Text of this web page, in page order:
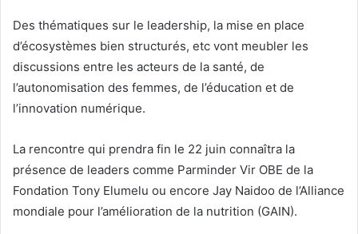
Des thématiques sur le leadership, la mise en place
d’écosystèmes bien structurés, etc vont meubler les
discussions entre les acteurs de la santé, de
l’autonomisation des femmes, de l’éducation et de
l’innovation numérique.
La rencontre qui prendra fin le 22 juin connaîtra la
présence de leaders comme Parminder Vir OBE de la
Fondation Tony Elumelu ou encore Jay Naidoo de l’Alliance
mondiale pour l’amélioration de la nutrition (GAIN).